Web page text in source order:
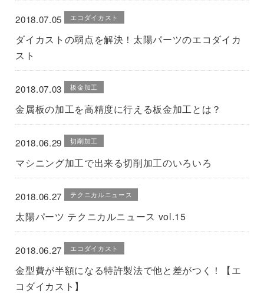
2018.07.05 エコダイカスト
ダイカストの弱点を解決！太陽パーツのエコダイカ
スト
2018.07.03 板金加工
金属板の加工を高精度に行える板金加工とは？
2018.06.29 切削加工
マシニング加工で出来る切削加工のいろいろ
2018.06.27 テクニカルニュース
太陽パーツ テクニカルニュース vol.15
2018.06.27 エコダイカスト
金型費が半額になる特許製法で他と差がつく！【エ
コダイカスト】